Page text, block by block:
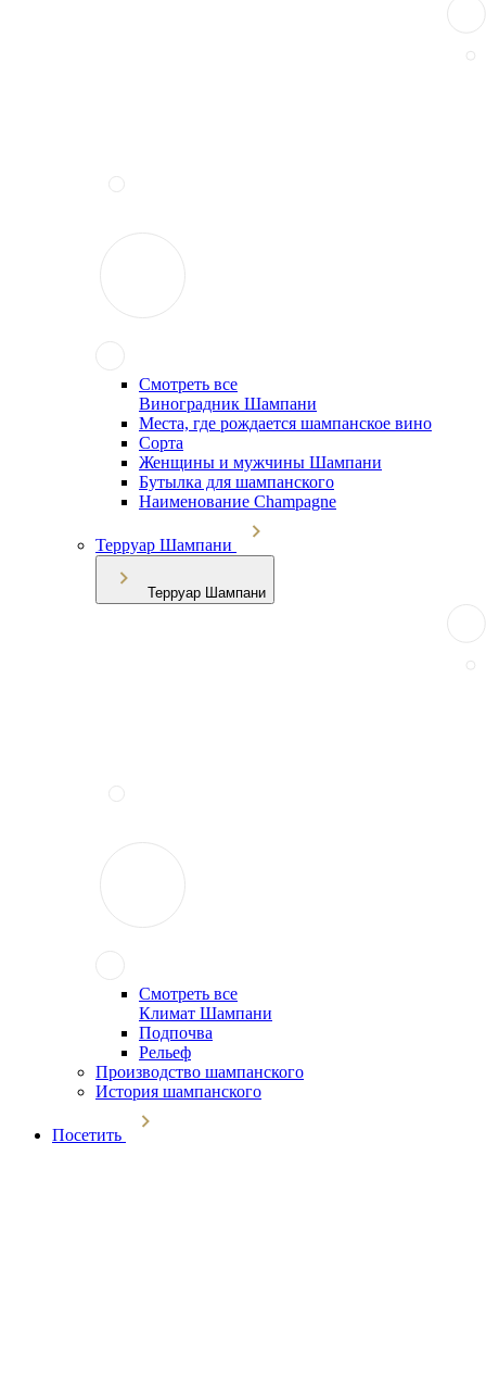
Смотреть все
Виноградник Шампани
Места, где рождается шампанское вино
Сорта
Женщины и мужчины Шампани
Бутылка для шампанского
Наименование Champagne
Терруар Шампани
Терруар Шампани
Смотреть все
Климат Шампани
Подпочва
Рельеф
Производство шампанского
История шампанского
Посетить